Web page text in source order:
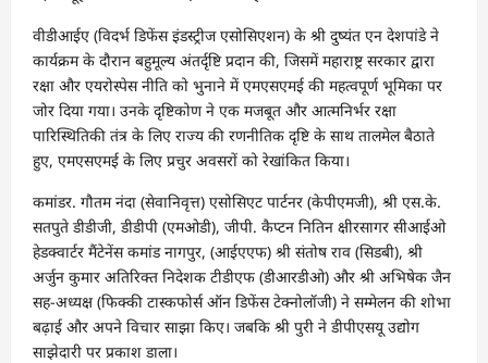
वीडीआईए (विदर्भ डिफेंस इंडस्ट्रीज एसोसिएशन) के श्री दुष्यंत एन देशपांडे ने
कार्यक्रम के दौरान बहुमूल्य अंतर्दृष्टि प्रदान की, जिसमें महाराष्ट्र सरकार द्वारा
रक्षा और एयरोस्पेस नीति को भुनाने में एमएसएमई की महत्वपूर्ण भूमिका पर
जोर दिया गया। उनके दृष्टिकोण ने एक मजबूत और आत्मनिर्भर रक्षा
पारिस्थितिकी तंत्र के लिए राज्य की रणनीतिक दृष्टि के साथ तालमेल बैठाते
हुए, एमएसएमई के लिए प्रचुर अवसरों को रेखांकित किया।
कमांडर. गौतम नंदा (सेवानिवृत्त) एसोसिएट पार्टनर (केपीएमजी), श्री एस.के.
सतपुते डीडीजी, डीडीपी (एमओडी), जीपी. कैप्टन नितिन क्षीरसागर सीआईओ
हेडक्वार्टर मैंटेनेंस कमांड नागपुर, (आईएएफ) श्री संतोष राव (सिडबी), श्री
अर्जुन कुमार अतिरिक्त निदेशक टीडीएफ (डीआरडीओ) और श्री अभिषेक जैन
सह-अध्यक्ष (फिक्की टास्कफोर्स ऑन डिफेंस टेक्नोलॉजी) ने सम्मेलन की शोभा
बढ़ाई और अपने विचार साझा किए। जबकि श्री पुरी ने डीपीएसयू उद्योग
साझेदारी पर प्रकाश डाला।